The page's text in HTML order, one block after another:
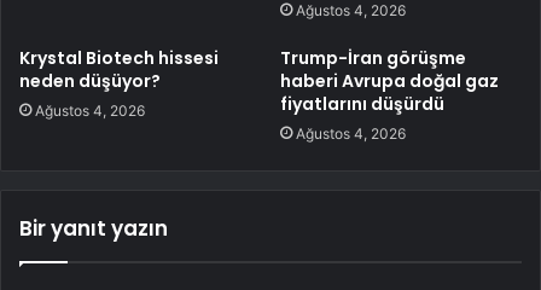
Ağustos 4, 2026
Krystal Biotech hissesi
neden düşüyor?
Ağustos 4, 2026
Trump-İran görüşme
haberi Avrupa doğal gaz
fiyatlarını düşürdü
Ağustos 4, 2026
Bir yanıt yazın